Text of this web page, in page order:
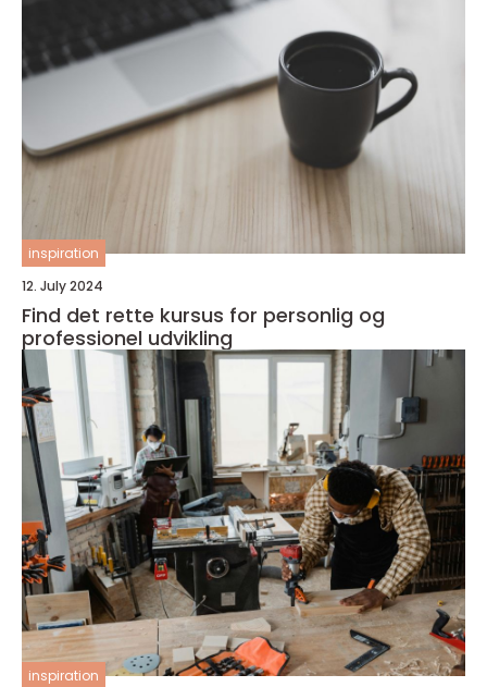
inspiration
12. July 2024
Find det rette kursus for personlig og
professionel udvikling
inspiration